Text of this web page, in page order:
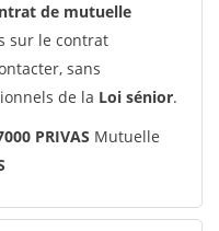
de mutuelle
sur le contrat
sans
de la Loi sénior.
PRIVAS Mutuelle